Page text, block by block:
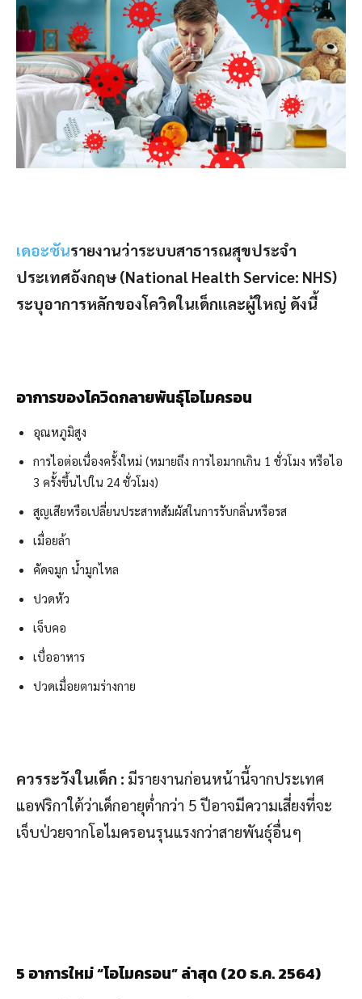
เดอะซันรายงานว่าระบบสาธารณสุขประจำ
ประเทศอังกฤษ (National Health Service: NHS)
ระบุอาการหลักของโควิดในเด็กและผู้ใหญ่ ดังนี้
อาการของโควิดกลายพันธุ์โอไมครอน
อุณหภูมิสูง
การไอต่อเนื่องครั้งใหม่ (หมายถึง การไอมากเกิน 1 ชั่วโมง หรือไอ
3 ครั้งขึ้นไปใน 24 ชั่วโมง)
สูญเสียหรือเปลี่ยนประสาทสัมผัสในการรับกลิ่นหรือรส
เมื่อยล้า
คัดจมูก น้ำมูกไหล
ปวดหัว
เจ็บคอ
เบื่ออาหาร
ปวดเมื่อยตามร่างกาย
ควรระวังในเด็ก : มีรายงานก่อนหน้านี้จากประเทศ
แอฟริกาใต้ว่าเด็กอายุต่ำกว่า 5 ปีอาจมีความเสี่ยงที่จะ
เจ็บป่วยจากโอไมครอนรุนแรงกว่าสายพันธุ์อื่นๆ
5 อาการใหม่ “โอไมครอน” ล่าสุด (20ธ.ค. 2564)